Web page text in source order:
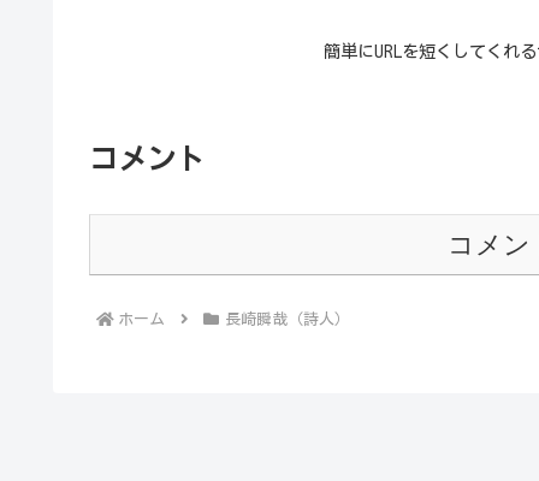
簡単にURLを短くしてくれ
コメント
コメン
ホーム 長崎瞬哉（詩人）